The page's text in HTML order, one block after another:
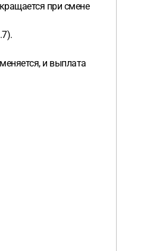
при смене
и выплата